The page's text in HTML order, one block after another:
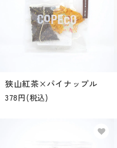
狭山紅茶×パイナップル
378円(税込)